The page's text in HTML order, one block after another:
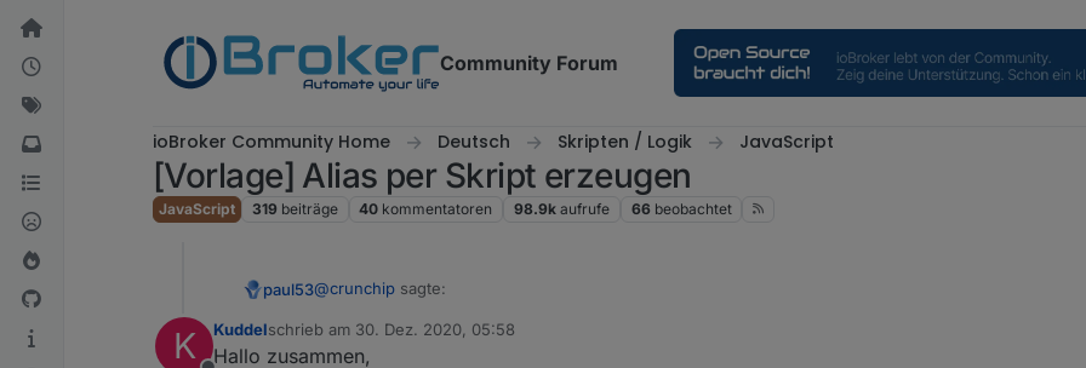
Weiter zum Inhalt
Community Forum
ioBroker Community Home Deutsch Skripten / Logik JavaScript
[Vorlage] Alias per Skript erzeugen
JavaScript 319 beiträge 40 kommentatoren 98.9k aufrufe 66 beobachtet
paul53@crunchip sagte:
wennn du per Script erstellst, lässt du den Part für influx weg.
K Kuddelschrieb am 30. Dez. 2020, 05:58
zuletzt editiert von
Hallo zusammen,